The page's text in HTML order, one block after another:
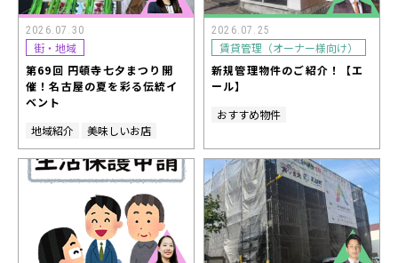
2026.07.30
街・地域
第69回 円頓寺七夕まつり開
催！名古屋の夏を彩る伝統イ
ベント
地域紹介
美味しいお店
2026.07.25
賃貸管理（オーナー様向け）
新規管理物件のご紹介！【エ
ール】
おすすめ物件